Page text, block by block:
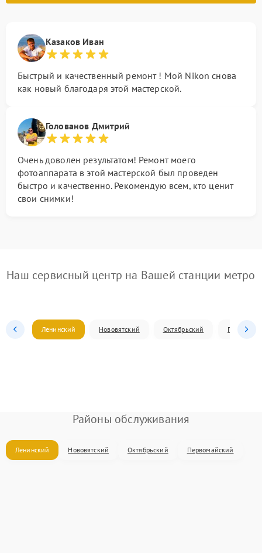
Казаков Иван
Быстрый и качественный ремонт ! Мой Nikon снова
как новый благодаря этой мастерской.
Голованов Дмитрий
Очень доволен результатом! Ремонт моего
фотоаппарата в этой мастерской был проведен
быстро и качественно. Рекомендую всем, кто ценит
свои снимки!
Наш сервисный центр на Вашей станции метро
Ленинский Нововятский Октябрьский
Районы обслуживания
Ленинский Нововятский Октябрьский Первомайский